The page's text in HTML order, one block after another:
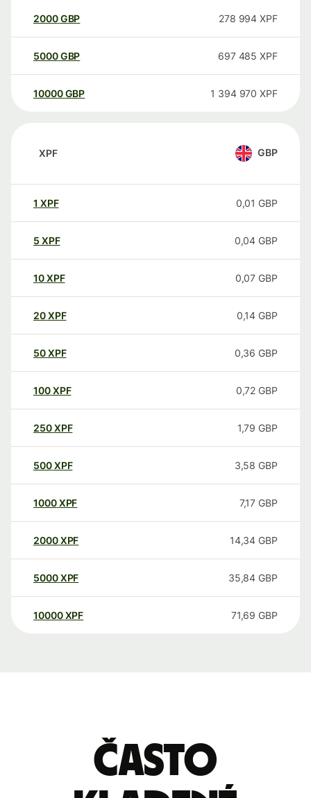
2000GBP 278 994 XPF
5000GBP 697 485 XPF
10000 GBP 1 394 970 XPF
XPF GBP
1 XPF 0,01 GBP
5 XPF 0,04 GBP
10XPF 0,07 GBP
20XPF 0,14 GBP
50XPF 0,36 GBP
100XPF 0,72 GBP
250XPF 1,79 GBP
500XPF 3,58 GBP
1000XPF 7,17 GBP
2000XPF 14,34 GBP
5000XPF 35,84 GBP
10000 XPF 71,69 GBP
Často